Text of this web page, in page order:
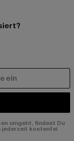
umgeht, findest Du
jederzeit kostenfei